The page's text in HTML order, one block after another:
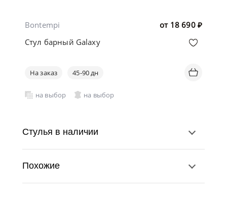
от 18 690 ₽
Bontempi
Стул барный Galaxy
На заказ 45-90 дн
на выбор на выбор
Стулья в наличии
Похожие